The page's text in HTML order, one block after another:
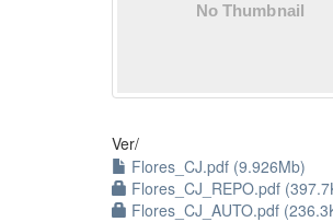
Ver/
Flores_CJ.pdf (9.926Mb)
Flores_CJ_REPO.pdf
Flores_CJ_AUTO.pdf